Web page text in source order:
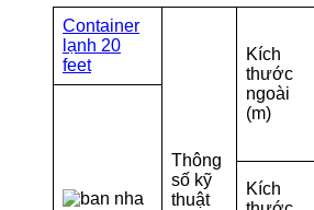
Container
lạnh 20
feet
Thông
số kỹ
thuật
Kích
thước
ngoài
(m)
Kích